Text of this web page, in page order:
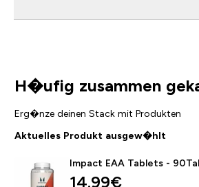
H�ufig zusammen
Erg�nze deinen Stack mit Produkten
Aktuelles Produkt ausgew�hlt
Impact EAA Tablets -
discounted price
14.99€‎